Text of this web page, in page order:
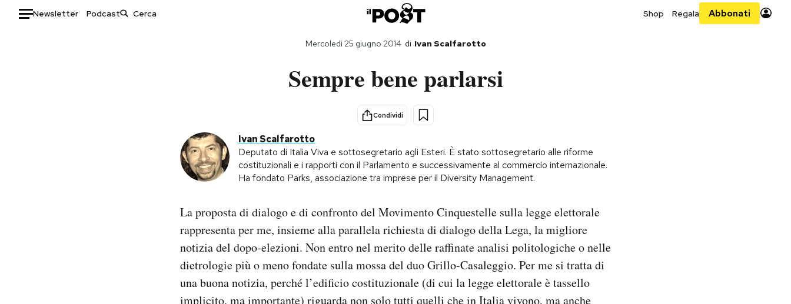
Newsletter Podcast Shop Regala Abbonati
Storie/Idee
Ok Boomer!
Altrecose
Mondiali calcio 2026
di Ivan Scalfarotto
Mercoledì 25 giugno 2014
Sempre bene parlarsi
Condividi
Ivan Scalfarotto
Deputato di Italia Viva e sottosegretario agli Esteri. È stato sottosegretario alle riforme
costituzionali e i rapporti con il Parlamento e successivamente al commercio internazionale.
Ha fondato Parks, associazione tra imprese per il Diversity Management.
La proposta di dialogo e di confronto del Movimento Cinquestelle sulla legge elettorale
rappresenta per me, insieme alla parallela richiesta di dialogo della Lega, la migliore
notizia del dopo-elezioni. Non entro nel merito delle raffinate analisi politologiche o nelle
dietrologie più o meno fondate sulla mossa del duo Grillo-Casaleggio. Per me si tratta di
una buona notizia, perché l’edificio costituzionale (di cui la legge elettorale è tassello
implicito, ma importante) riguarda non solo tutti quelli che in Italia vivono, ma anche